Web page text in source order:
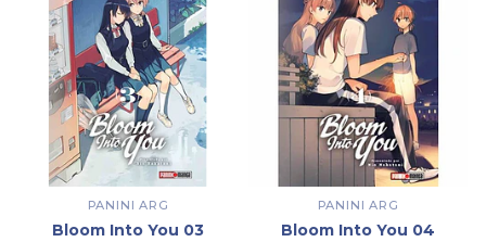
PANINI ARG
Bloom Into You 03
PANINI ARG
Bloom Into You 04